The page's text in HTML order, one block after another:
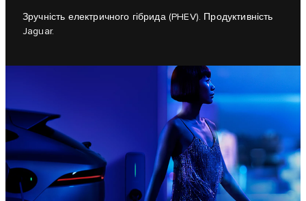
Зручність електричного гібрида (PHEV). Продуктивність
Jaguar.